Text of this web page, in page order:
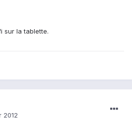
sur la tablette.
2012